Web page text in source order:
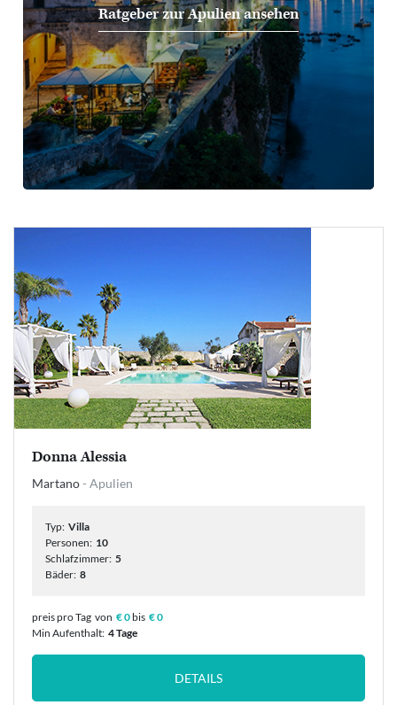
Ratgeber zur Apulien ansehen
Donna Alessia
Martano- Apulien
Typ: Villa
Personen: 10
Schlafzimmer: 5
Bäder: 8
preis pro Tag von € 0 bis € 0
Min Aufenthalt: 4 Tage
DETAILS